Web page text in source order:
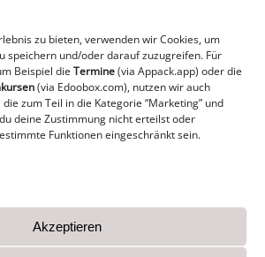
zu bieten, verwenden wir Cookies, um
speichern und/oder darauf zuzugreifen. Für
Beispiel die Termine(via Appack.app) oder die
(via Edoobox.com), nutzen wir auch
zum Teil in die Kategorie “Marketing” und
deine Zustimmung nicht erteilst oder
Funktionen eingeschränkt sein.
Akzeptieren
eurer Sparte
aufgeben, um z.B. Porto zu